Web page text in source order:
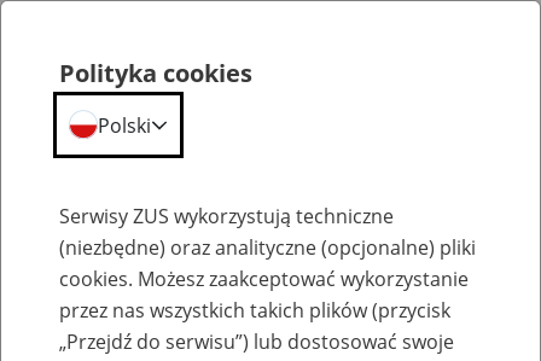
Szkolenia
Polityka cookies
Polski
Serwisy ZUS wykorzystują techniczne
(niezbędne) oraz analityczne (opcjonalne) pliki
cookies. Możesz zaakceptować wykorzystanie
przez nas wszystkich takich plików (przycisk
„Przejdź do serwisu”) lub dostosować swoje